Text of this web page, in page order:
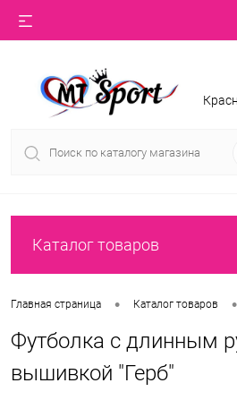
Каталог товаров
Главная страница • Каталог товаров •
Футболка с длинным
вышивкой "Герб"